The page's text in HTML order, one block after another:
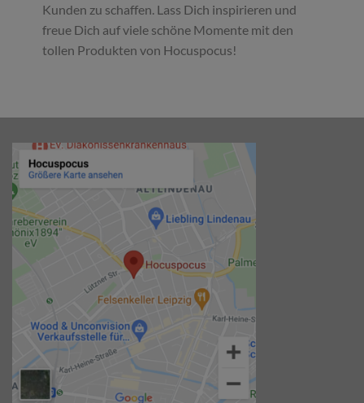
Kunden zu schaffen. Lass Dich inspirieren und
freue Dich auf viele schöne Momente mit den
tollen Produkten von Hocuspocus!